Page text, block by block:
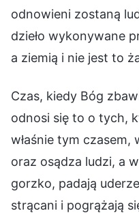
odnowieni zostaną
dzieło wykonywane
a ziemią i nie jest to
Czas, kiedy Bóg
odnosi się to o tych,
właśnie tym
oraz osądza ludzi, a
gorzko, padają
strącani i pogrążają